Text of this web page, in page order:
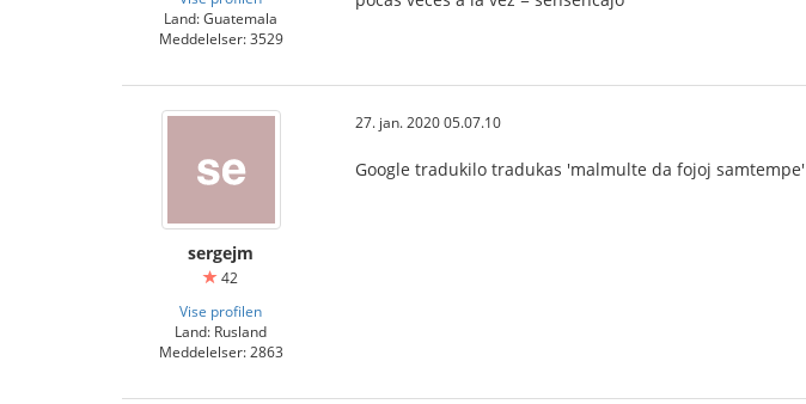
Land: Guatemala
Meddelelser: 3529
sergejm
42
Vise profilen
Land: Rusland
Meddelelser: 2863
27. jan. 2020 05.07.10
Google tradukilo tradukas 'malmulte da fojoj samtempe'